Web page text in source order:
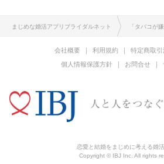
まじめな婚活アプリブライダルネット 「タバコが
会社概要 利用規約
特定商取
個人情報保護方針
お問合せ
恋愛と結婚をまじめに考える婚
Copyright © IBJ Inc. All rights